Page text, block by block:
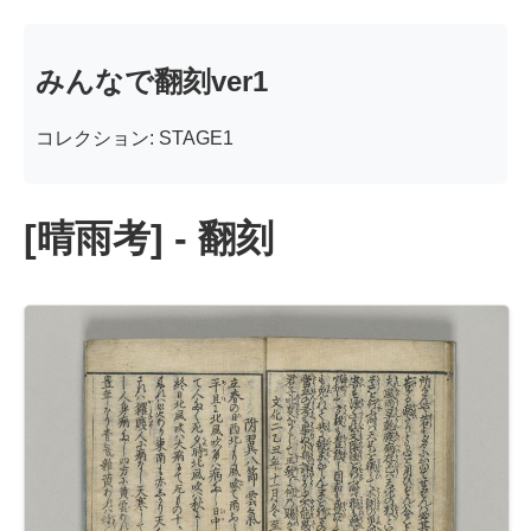
みんなで翻刻ver1
コレクション: STAGE1
[晴雨考] - 翻刻